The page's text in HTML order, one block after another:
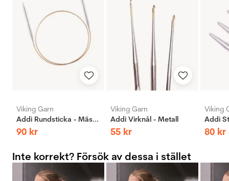
Viking Garn
Addi Rundsticka - Mässing
90 kr
Viking Garn
Addi Virknål - Metall
55 kr
Viking
80 kr
Inte korrekt? Försök av dessa i stället